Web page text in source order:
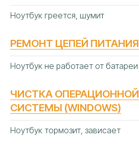
Ноутбук греется, шумит
РЕМОНТ ЦЕПЕЙ ПИТАНИЯ
Ноутбук не работает от батареи
ЧИСТКА ОПЕРАЦИОННОЙ
СИСТЕМЫ (WINDOWS)
Ноутбук тормозит, зависает